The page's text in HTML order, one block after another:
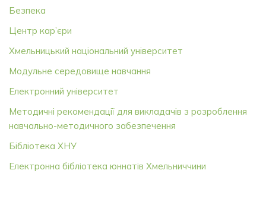
Безпека
Центр кар’єри
Хмельницький національний університет
Модульне середовище навчання
Електронний університет
Методичні рекомендації для викладачів з розроблення
навчально-методичного забезпечення
Бібліотека ХНУ
Електронна бібліотека юннатів Хмельниччини